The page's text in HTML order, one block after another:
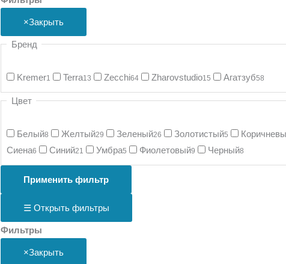
×Закрыть
Бренд
Kremer1 Terra13 Zecchi64 Zharovstudio15 Агатзуб58
Цвет
Белый8 Желтый29 Зеленый26 Золотистый5
Сиена6 Синий21 Умбра5 Фиолетовый9 Черный8
Применить фильтр
☰ Открыть фильтры
Фильтры
×Закрыть